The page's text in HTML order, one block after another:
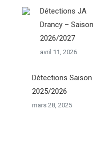
Détections JA
Drancy – Saison
2026/2027
avril 11, 2026
Détections Saison
2025/2026
mars 28, 2025